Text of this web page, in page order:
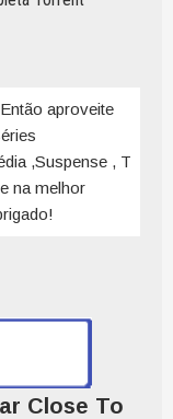
aproveite
,Suspense , T
na melhor
Close To